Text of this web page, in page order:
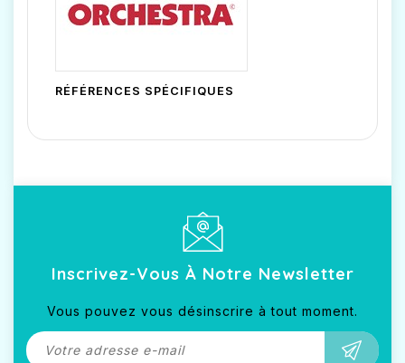
RÉFÉRENCES SPÉCIFIQUES
Inscrivez-Vous À Notre Newsletter
Vous pouvez vous désinscrire à tout moment.